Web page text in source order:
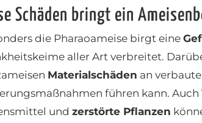
Schäden bringt ein
die Pharaoameise birgt eine
aller Art verbreitet.
Materialschäden an
führen kann. Auch
und zerstörte Pflanzen